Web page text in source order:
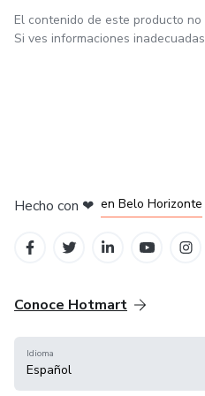
El contenido de este producto
Si ves informaciones
Hecho con ❤ en Belo Horizonte
Conoce Hotmart
Idioma
Español